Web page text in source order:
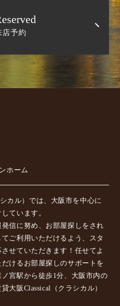
店予約
ホーム
カル）では、大阪市を中心に
ています。
信に努め、お部屋探しをされ
ご利用いただけるよう、スタ
せていただきます！任せてよ
けるお部屋探しのサポートを
宮駅から徒歩1分、大阪市内の
大阪Classical（クラシカル）